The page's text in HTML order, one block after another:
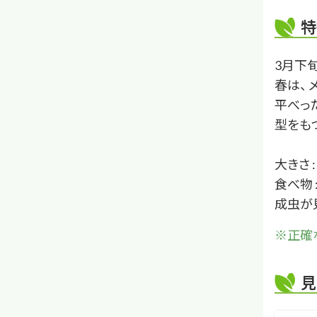
3月下
春は、
平べっ
型をも
大きさ
食べ物
成虫が
※正確